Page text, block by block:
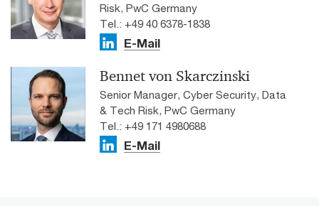
Risk, PwC Germany
Tel.: +49 40 6378-1838
E-Mail
Bennet von Skarczinski
Senior Manager, Cyber Security, Data
& Tech Risk, PwC Germany
Tel.: +49 171 4980688
E-Mail